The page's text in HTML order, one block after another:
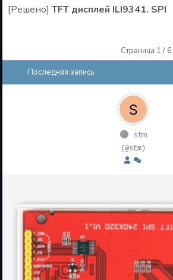
[Решено] TFT дисплей ILI9341. SPI
Страница 1 / 6
Последняя запись
stm
(@stm)